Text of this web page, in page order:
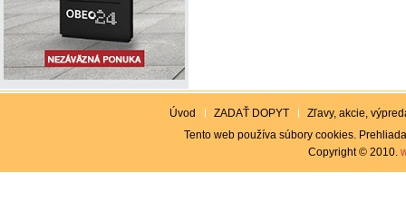
Úvod ZADAŤ DOPYT
Zľavy, akcie,
Tento web používa súbory cookies.
Copyright © 2010.